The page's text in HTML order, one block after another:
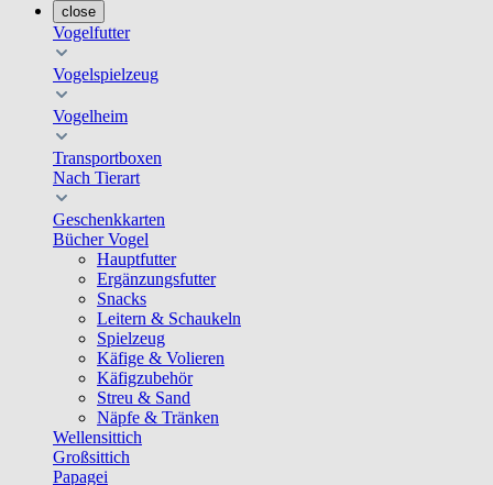
close
Vogelfutter
Vogelspielzeug
Vogelheim
Transportboxen
Nach Tierart
Geschenkkarten
Bücher Vogel
Hauptfutter
Ergänzungsfutter
Snacks
Leitern & Schaukeln
Spielzeug
Käfige & Volieren
Käfigzubehör
Streu & Sand
Näpfe & Tränken
Wellensittich
Großsittich
Papagei